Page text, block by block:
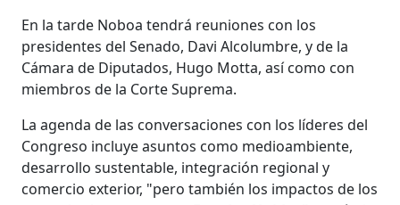
En la tarde Noboa tendrá reuniones con los
presidentes del Senado, Davi Alcolumbre, y de la
Cámara de Diputados, Hugo Motta, así como con
miembros de la Corte Suprema.
La agenda de las conversaciones con los líderes del
Congreso incluye asuntos como medioambiente,
desarrollo sustentable, integración regional y
comercio exterior, "pero también los impactos de los